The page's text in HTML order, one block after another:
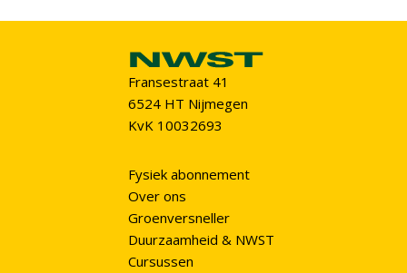
Fransestraat 41
6524 HT Nijmegen
KvK 10032693
Fysiek abonnement
Over ons
Groenversneller
Duurzaamheid & NWST
Cursussen